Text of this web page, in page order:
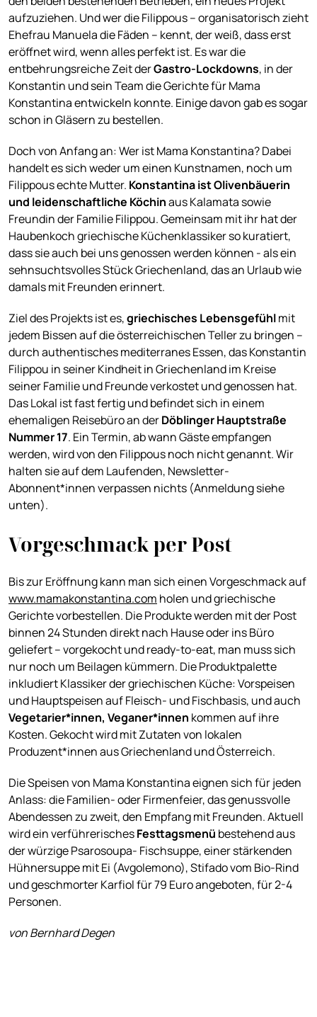
aufzuziehen. Und wer die Filippous – organisatorisch zieht
Ehefrau Manuela die Fäden – kennt, der weiß, dass erst
eröffnet wird, wenn alles perfekt ist. Es war die
entbehrungsreiche Zeit derGastro-Lockdowns, in der
Konstantin und sein Team die Gerichte für Mama
Konstantina entwickeln konnte. Einige davon gab es sogar
schon in Gläsern zu bestellen.
Doch von Anfang an: Wer ist Mama Konstantina? Dabei
handelt es sich weder um einen Kunstnamen, noch um
Filippous echte Mutter. Konstantina ist Olivenbäuerin
und leidenschaftliche Köchinaus Kalamata sowie
Freundin der Familie Filippou. Gemeinsam mit ihr hat der
Haubenkoch griechische Küchenklassiker so kuratiert,
dass sie auch bei uns genossen werden können - als ein
sehnsuchtsvolles Stück Griechenland, das an Urlaub wie
damals mit Freunden erinnert.
Ziel des Projekts ist es,griechisches Lebensgefühlmit
jedem Bissen auf die österreichischen Teller zu bringen –
durch authentisches mediterranes Essen, das Konstantin
Filippou in seiner Kindheit in Griechenland im Kreise
seiner Familie und Freunde verkostet und genossen hat.
Das Lokal ist fast fertig und befindet sich in einem
ehemaligen Reisebüro an derDöblinger Hauptstraße
Nummer 17. Ein Termin, ab wann Gäste empfangen
werden, wird von den Filippous noch nicht genannt. Wir
halten sie auf dem Laufenden, Newsletter-
Abonnent*innen verpassen nichts (Anmeldung siehe
unten).
Vorgeschmack per Post
Bis zur Eröffnung kann man sich einen Vorgeschmack auf
www.mamakonstantina.com holen und griechische
Gerichte vorbestellen. Die Produkte werden mit der Post
binnen 24 Stunden direkt nach Hause oder ins Büro
geliefert – vorgekocht und ready-to-eat, man muss sich
nur noch um Beilagen kümmern. Die Produktpalette
inkludiert Klassiker der griechischen Küche: Vorspeisen
und Hauptspeisen auf Fleisch- und Fischbasis, und auch
Vegetarier*innen, Veganer*innen kommen auf ihre
Kosten. Gekocht wird mit Zutaten von lokalen
Produzent*innen aus Griechenland und Österreich.
Die Speisen von Mama Konstantina eignen sich für jeden
Anlass: die Familien- oder Firmenfeier, das genussvolle
Abendessen zu zweit, den Empfang mit Freunden. Aktuell
wird ein verführerischesFesttagsmenü bestehend aus
der würzige Psarosoupa- Fischsuppe, einer stärkenden
Hühnersuppe mit Ei (Avgolemono), Stifado vom Bio-Rind
und geschmorter Karfiol für 79 Euro angeboten, für 2-4
Personen.
von Bernhard Degen